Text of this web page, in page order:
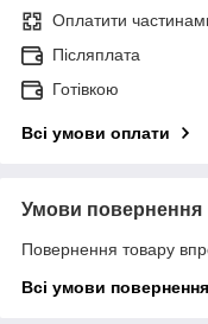
Оплатити
Післяплата
Готівкою
Всі умови оплати
Умови повернення
Повернення товару
Всі умови повернення